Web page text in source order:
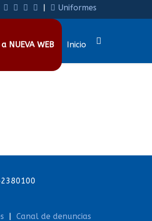
| Uniformes
NUEVA WEB Inicio
| Canal de denuncias